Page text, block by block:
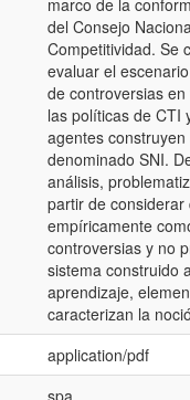
marco de la
del Consejo
Competitividad. Se
evaluar el
de controversias
las políticas de CTI
agentes
denominado SNI.
análisis,
partir de
empíricamente
controversias y no
sistema construido
aprendizaje,
caracterizan la
application/pdf
spa